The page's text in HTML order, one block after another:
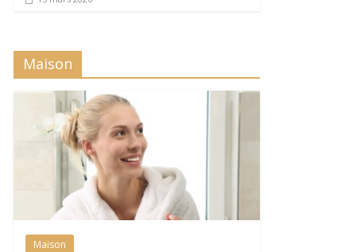
Maison
Maison